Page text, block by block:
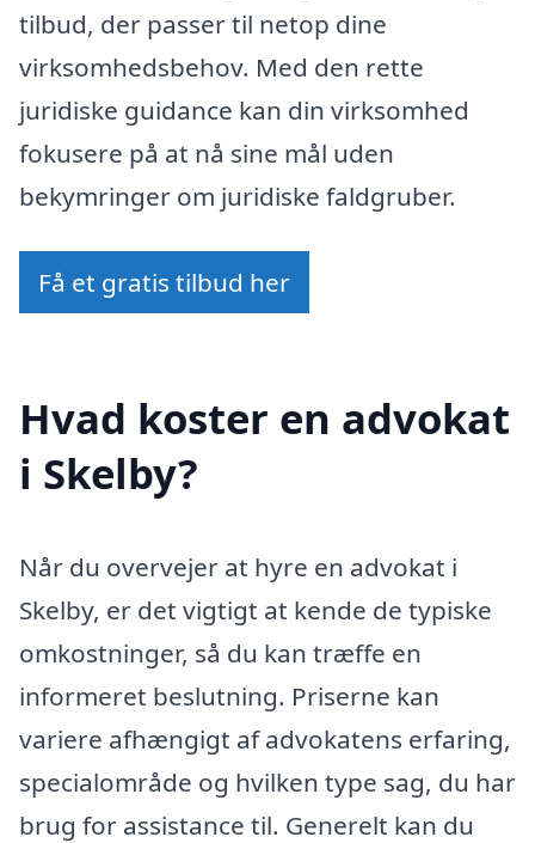
tilbud, der passer til netop dine
virksomhedsbehov. Med den rette
juridiske guidance kan din virksomhed
fokusere på at nå sine mål uden
bekymringer om juridiske faldgruber.
Få et gratis tilbud her
Hvad koster en advokat
i Skelby?
Når du overvejer at hyre en advokat i
Skelby, er det vigtigt at kende de typiske
omkostninger, så du kan træffe en
informeret beslutning. Priserne kan
variere afhængigt af advokatens erfaring,
specialområde og hvilken type sag, du har
brug for assistance til. Generelt kan du